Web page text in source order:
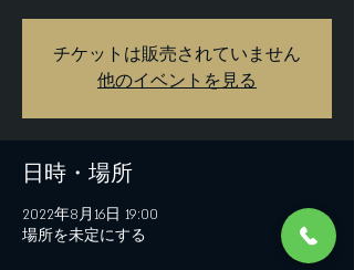
チケットは販売されていません
他のイベントを見る
日時・場所
2022年8月16日 19:00
場所を未定にする